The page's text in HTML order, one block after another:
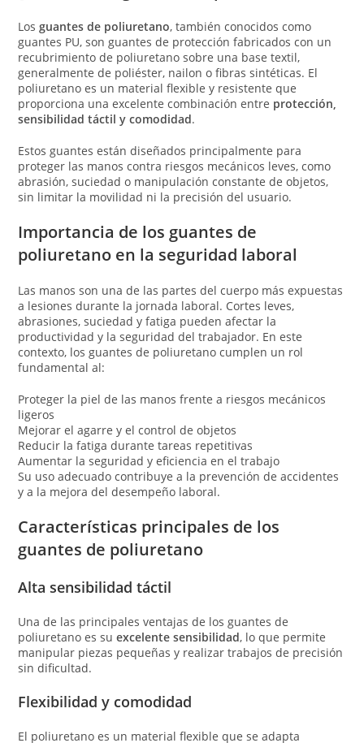
Losguantes de poliuretano, también conocidos como
guantes PU, son guantes de protección fabricados con un
recubrimiento de poliuretano sobre una base textil,
generalmente de poliéster, nailon o fibras sintéticas. El
poliuretano es un material flexible y resistente que
proporciona una excelente combinación entre protección,
sensibilidad táctil y comodidad.
Estos guantes están diseñados principalmente para
proteger las manos contra riesgos mecánicos leves, como
abrasión, suciedad o manipulación constante de objetos,
sin limitar la movilidad ni la precisión del usuario.
Importancia de los guantes de
poliuretano en la seguridad laboral
Las manos son una de las partes del cuerpo más expuestas
a lesiones durante la jornada laboral. Cortes leves,
abrasiones, suciedad y fatiga pueden afectar la
productividad y la seguridad del trabajador. En este
contexto, los guantes de poliuretano cumplen un rol
fundamental al:
Proteger la piel de las manos frente a riesgos mecánicos
ligeros
Mejorar el agarre y el control de objetos
Reducir la fatiga durante tareas repetitivas
Aumentar la seguridad y eficiencia en el trabajo
Su uso adecuado contribuye a la prevención de accidentes
y a la mejora del desempeño laboral.
Características principales de los
guantes de poliuretano
Alta sensibilidad táctil
Una de las principales ventajas de los guantes de
poliuretano es suexcelente sensibilidad, lo que permite
manipular piezas pequeñas y realizar trabajos de precisión
sin dificultad.
Flexibilidad y comodidad
El poliuretano es un material flexible que se adapta